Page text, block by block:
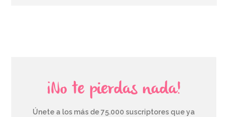
¡No te pierdas nada!
Únete a los más de 75.000 suscriptores que ya